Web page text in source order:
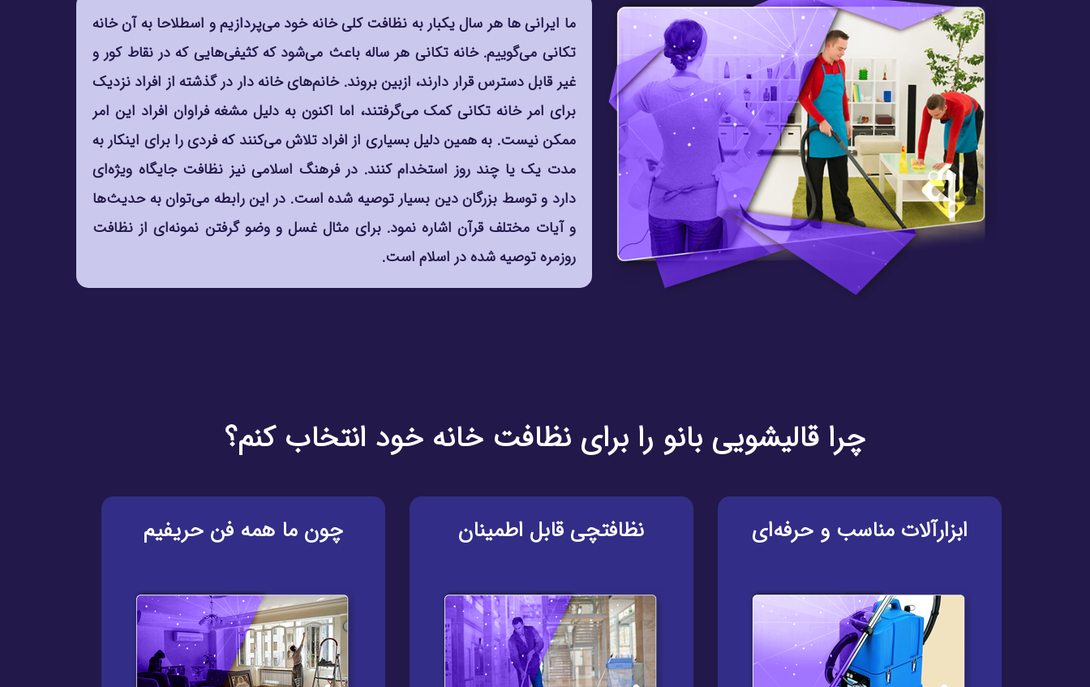
ما ایرانی ها هر سال یکبار به نظافت کلی خانه خود می‌پردازیم و اسطلاحا به آن خانه
تکانی می‌گوییم. خانه تکانی هر ساله باعث می‌شود که کثیفی‌هایی که در نقاط کور و
غیر قابل دسترس قرار دارند، ازبین بروند. خانم‌های خانه دار در گذشته از افراد نزدیک
برای امر خانه تکانی کمک می‌گرفتند، اما اکنون به دلیل مشغه فراوان افراد این امر
ممکن نیست. به همین دلیل بسیاری از افراد تلاش می‌کنند که فردی را برای اینکار به
مدت یک یا چند روز استخدام کنند. در فرهنگ اسلامی نیز نظافت جایگاه ویژه‌ای
دارد و توسط بزرگان دین بسیار توصیه شده است. در این رابطه می‌توان به حدیث‌ها
و آیات مختلف قرآن اشاره نمود. برای مثال غسل و وضو گرفتن نمونه‌ای از نظافت
روزمره توصیه شده در اسلام است.
چرا قالیشویی بانو را برای نظافت خانه خود انتخاب کنم؟
ابزارآلات مناسب و حرفه‌ای نظافتچی قابل اطمینان چون ما همه فن حریفیم